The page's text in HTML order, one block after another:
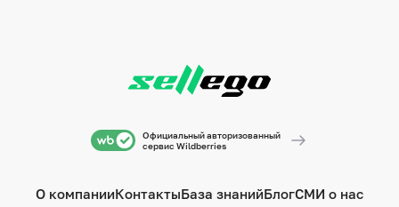
Официальный авторизованный
сервис Wildberries
О компанииКонтактыБаза знанийБлогСМИ о нас